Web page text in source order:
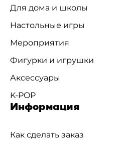
Для дома и школы
Настольные игры
Мероприятия
Фигурки и игрушки
Аксессуары
K-POP
Информация
Как сделать заказ